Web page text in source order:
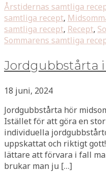
Årstidernas samtliga
samtliga recept,
samtliga recept, Recept,
Sommarens samtliga
Jordgubbstårta i
18 juni, 2024
Jordgubbstårta hör
Istället för att göra en
individuella
uppskattat och riktigt
lättare att förvara i fall
brukar man ju […]